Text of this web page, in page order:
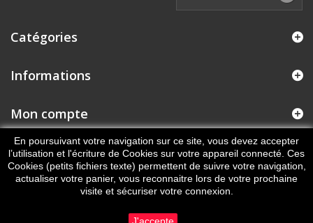
Catégories
Informations
Mon compte
Informations sur votre boutique
En poursuivant votre navigation sur ce site, vous devez accepter
l’utilisation et l'écriture de Cookies sur votre appareil connecté. Ces
Cookies (petits fichiers texte) permettent de suivre votre navigation,
actualiser votre panier, vous reconnaitre lors de votre prochaine
visite et sécuriser votre connexion.